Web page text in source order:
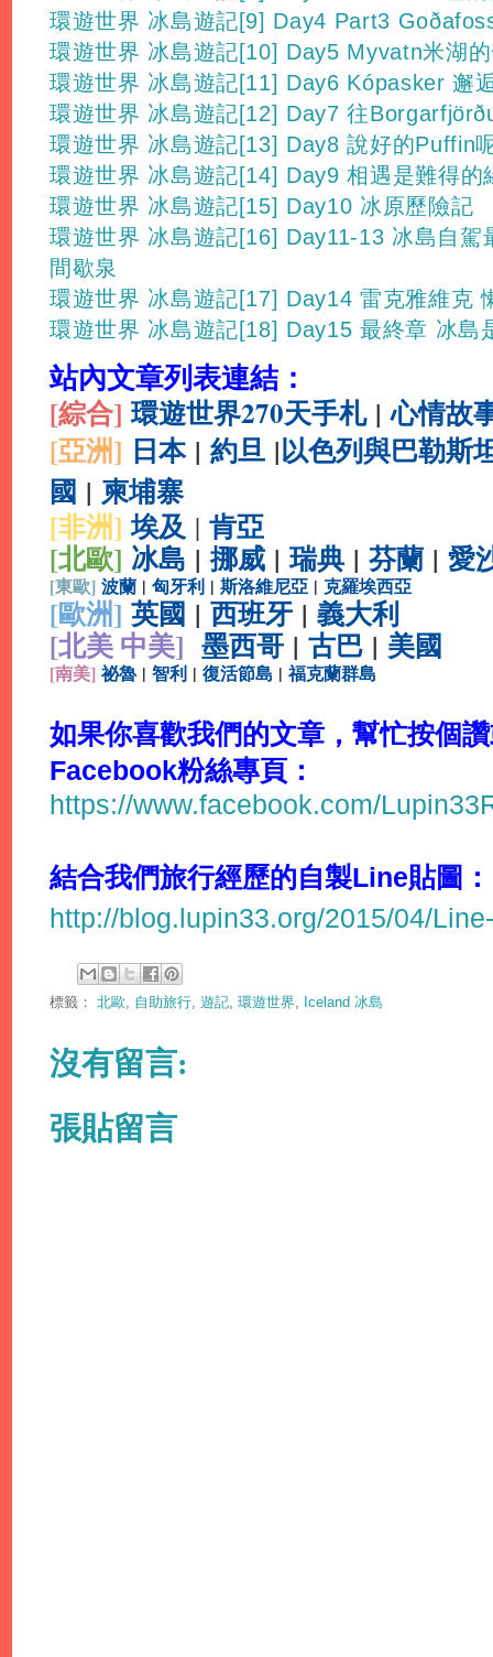
環遊世界 冰島遊記[9] Day4 Part3
環遊世界 冰島遊記[10] Day5 Myvatn米湖
環遊世界 冰島遊記[11] Day6 Kópasker 邂
環遊世界 冰島遊記[12] Day7 往
環遊世界 冰島遊記[13] Day8 說好的Puffin
環遊世界 冰島遊記[14] Day9 相遇是難得的
環遊世界 冰島遊記[15] Day10 冰原歷險記
環遊世界 冰島遊記[16] Day11-13 冰島自
間歇泉
環遊世界 冰島遊記[17] Day14 雷克雅維克
環遊世界 冰島遊記[18] Day15 最終章 冰島
站內文章列表連結：
[綜合] 環遊世界270天手札|心情故
[亞洲] 日本 | 約旦 |以色列與巴勒斯
國 | 柬埔寨
[非洲]埃及 | 肯亞
[北歐] 冰島 | 挪威 | 瑞典 | 芬蘭 | 愛
[東歐] 波蘭 | 匈牙利 | 斯洛維尼亞 | 克羅埃西亞
[歐洲] 英國 | 西班牙 | 義大利
[北美 中美] 墨西哥 | 古巴 | 美國
[南美] 祕魯 | 智利 | 復活節島 | 福克蘭群島
如果你喜歡我們的文章，幫忙按個
Facebook粉絲專頁：
https://www.facebook.com/
結合我們旅行經歷的自製Line貼圖：
http://blog.lupin33.org/2015/04/
標籤： 北歐 自助旅行 遊記 環遊世界 Iceland 冰島
沒有留言:
張貼留言